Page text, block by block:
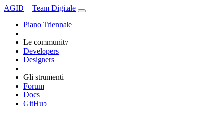
AGID + Team Digitale
Piano Triennale
Le community
Developers
Designers
Gli strumenti
Forum
Docs
GitHub